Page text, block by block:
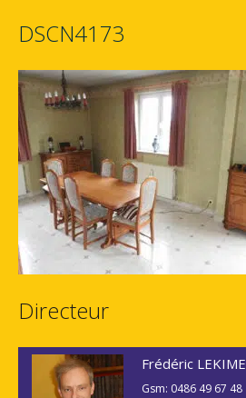
DSCN4173
Directeur
Frédéric LEKIME
Gsm: 0486 49 67 48